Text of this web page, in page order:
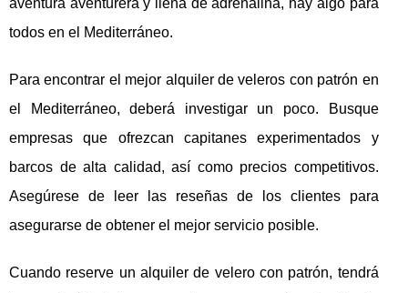
aventura aventurera y llena de adrenalina, hay algo para
todos en el Mediterráneo.
Para encontrar el mejor alquiler de veleros con patrón en
el Mediterráneo, deberá investigar un poco. Busque
empresas que ofrezcan capitanes experimentados y
barcos de alta calidad, así como precios competitivos.
Asegúrese de leer las reseñas de los clientes para
asegurarse de obtener el mejor servicio posible.
Cuando reserve un alquiler de velero con patrón, tendrá